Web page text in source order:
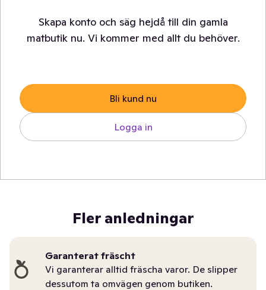
Skapa konto och säg hejdå till din gamla
matbutik nu. Vi kommer med allt du behöver.
Bli kund nu
Logga in
Fler anledningar
Garanterat fräscht
Vi garanterar alltid fräscha varor. De slipper
dessutom ta omvägen genom butiken.